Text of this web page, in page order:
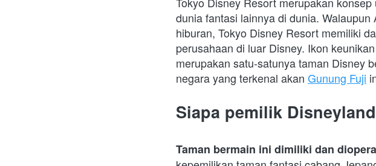
dunia fantasi lainnya di dunia.
hiburan, Tokyo Disney Resort memiliki
perusahaan di luar Disney. Ikon
merupakan satu-satunya taman Disney
negara yang terkenal akan Gunung Fuji
Siapa pemilik
Taman bermain ini dimiliki dan